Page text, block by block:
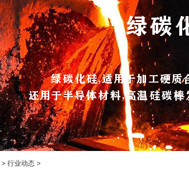
> 行业动态 >